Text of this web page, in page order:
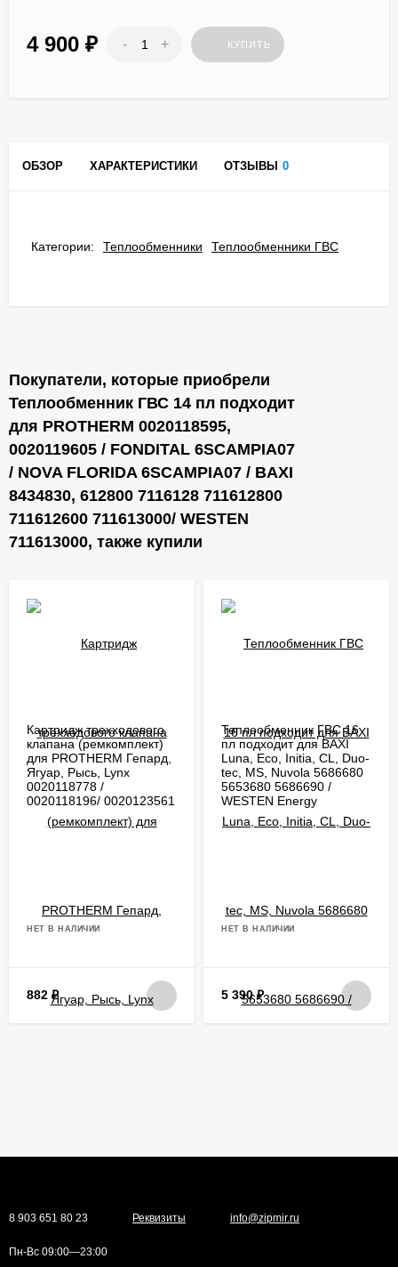
4 900 ₽ - + КУПИТЬ
ОБЗОР ХАРАКТЕРИСТИКИ ОТЗЫВЫ 0
Категории: Теплообменники Теплообменники ГВС
Покупатели, которые приобрели
Теплообменник ГВС 14 пл подходит
для PROTHERM 0020118595,
0020119605 / FONDITAL 6SCAMPIA07
/ NOVA FLORIDA 6SCAMPIA07 / BAXI
8434830, 612800 7116128 711612800
711612600 711613000/ WESTEN
711613000, также купили
Картридж трехходового
клапана (ремкомплект)
для PROTHERM Гепард,
Ягуар, Рысь, Lynx
0020118778 /
0020118196/ 0020123561
НЕТ В НАЛИЧИИ
882 ₽
Теплообменник ГВС 16
пл подходит для BAXI
Luna, Eco, Initia, CL, Duo-
tec, MS, Nuvola 5686680
5653680 5686690 /
WESTEN Energy
НЕТ В НАЛИЧИИ
5 390₽
8 903 651 80 23 Реквизиты info@zipmir.ru
Пн-Вс 09:00—23:00